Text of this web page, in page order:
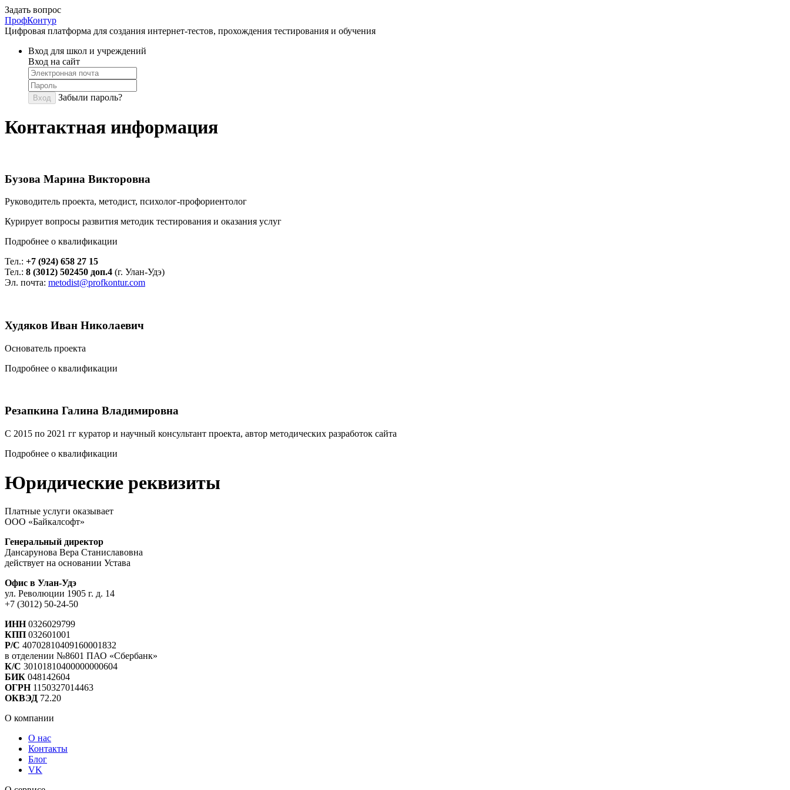
Задать вопрос
ПрофКонтур
Цифровая платформа для создания интернет-тестов, прохождения тестирования и обучения
Вход для школ и учреждений
Вход на сайт
Вход Забыли пароль?
Контактная информация
Бузова Марина Викторовна
Руководитель проекта, методист, психолог-профориентолог
Курирует вопросы развития методик тестирования и оказания услуг
Подробнее о квалификации
Тел.: +7 (924) 658 27 15
Тел.: 8 (3012) 502450 доп.4 (г. Улан-Удэ)
Эл. почта: metodist@profkontur.com
Худяков Иван Николаевич
Основатель проекта
Подробнее о квалификации
Резапкина Галина Владимировна
С 2015 по 2021 гг куратор и научный консультант проекта, автор методических разработок сайта
Подробнее о квалификации
Юридические реквизиты
Платные услуги оказывает
ООО «Байкалсофт»
Генеральный директор
Дансарунова Вера Станиславовна
действует на основании Устава
Офис в Улан-Удэ
ул. Революции 1905 г. д. 14
+7 (3012) 50-24-50
ИНН0326029799
КПП 032601001
Р/С 40702810409160001832
в отделении №8601 ПАО «Сбербанк»
К/С 30101810400000000604
БИК 048142604
ОГРН1150327014463
ОКВЭД 72.20
О компании
О нас
Контакты
Блог
VK